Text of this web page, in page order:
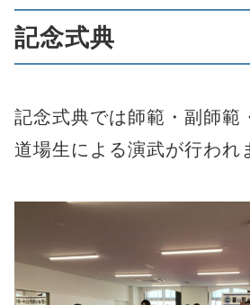
記念式典
記念式典では師範・副師範
道場生による演武が行われ